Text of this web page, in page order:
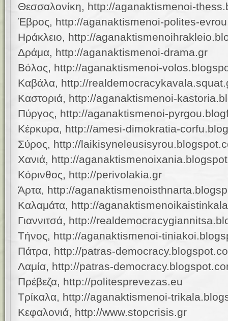
Θεσσαλονίκη, http://aganaktismenoi-
Έβρος, http://aganaktismenoi-polites-
Ηράκλειο, http://
Δράμα, http://aganaktismenoi-drama.gr
Βόλος, http://aganaktismenoi-
Καβάλα, http://
Καστοριά, http://aganaktismenoi-
Πύργος, http://aganaktismenoi-
Κέρκυρα, http://amesi-dimokratia-
Σύρος, http://
Χανιά, http://
Κόρινθος, http://perivolakia.gr
Άρτα, http://
Καλαμάτα, http://
Γιαννιτσά, http://
Τήνος, http://aganaktismenoi-
Πάτρα, http://patras-
Λαμία, http://patras-
Πρέβεζα, http://politesprevezas.eu
Τρίκαλα, http://aganaktismenoi-
Κεφαλονιά, http://www.stopcrisis.gr